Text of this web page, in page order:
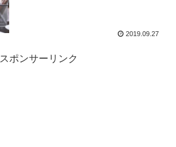
2019.09.27
スポンサーリンク